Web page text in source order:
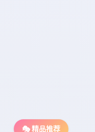
🎭 精品推荐